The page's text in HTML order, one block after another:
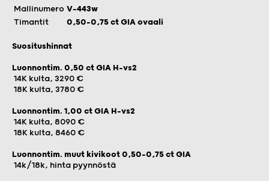
Mallinumero V-443w
Timantit
0,50–0,75 ct GIA ovaali
Suositushinnat
Luonnontim. 0,50 ct GIA H-vs2
14K kulta, 3290 €
18K kulta, 3780 €
Luonnontim. 1,00 ct GIA H-vs2
14K kulta, 8090 €
18K kulta, 8460 €
Luonnontim. muut kivikoot 0,50-0,75 ct GIA
14k/18k, hinta pyynnöstä